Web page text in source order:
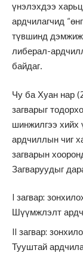
үнэлэхдээ
ардчилагчид
түвшинд дэмжиж
либерал-
байдаг.
Чу ба Хуан нар
загварыг
шинжилгээ хийх
ардчиллын чиг
загварын
Загваруудыг
I загвар:
Шүүмжлэлт
II загвар:
Тууштай